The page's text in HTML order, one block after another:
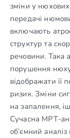
зміни у
передачі
включають
структур та
речовини. Така
порушення нюху
відображати її
ризик. Зміни
на запалення,
Сучасна МРТ-
об’ємний